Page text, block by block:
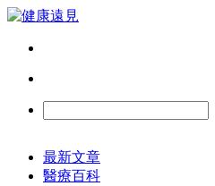
最新文章
醫療百科